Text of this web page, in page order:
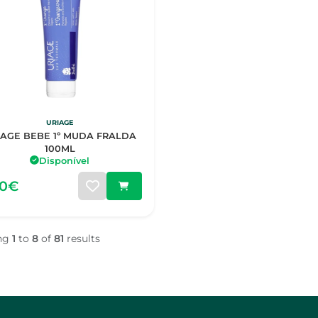
URIAGE
BEBE 1º MUDA FRALDA
100ML
Disponível
1 to 8 of 81 results